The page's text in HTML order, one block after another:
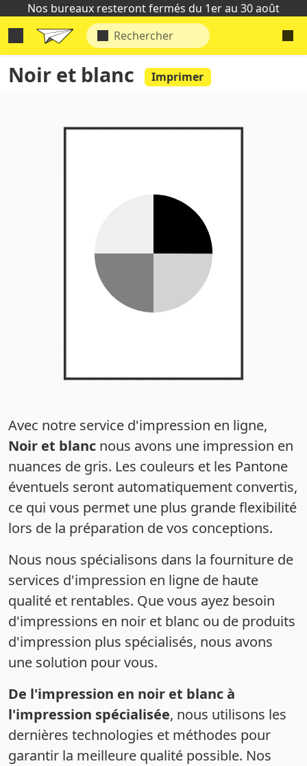
Nos bureaux resteront fermés du 1er au 30 août
Noir et blanc Imprimer
Avec notre service d'impression en ligne,
Noir et blanc nous avons une impression en
nuances de gris. Les couleurs et les Pantone
éventuels seront automatiquement convertis,
ce qui vous permet une plus grande flexibilité
lors de la préparation de vos conceptions.
Nous nous spécialisons dans la fourniture de
services d'impression en ligne de haute
qualité et rentables. Que vous ayez besoin
d'impressions en noir et blanc ou de produits
d'impression plus spécialisés, nous avons
une solution pour vous.
De l'impression en noir et blanc à
l'impression spécialisée, nous utilisons les
dernières technologies et méthodes pour
garantir la meilleure qualité possible. Nos